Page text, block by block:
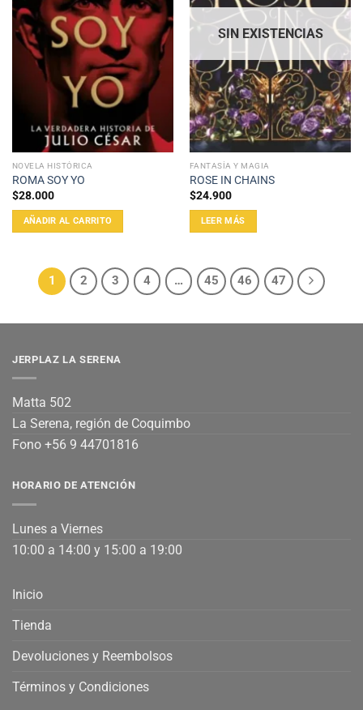
NOVELA HISTÓRICA
ROMA SOY YO
$28.000
AÑADIR AL CARRITO
SIN EXISTENCIAS
FANTASÍA Y MAGIA
ROSE IN CHAINS
$24.900
LEER MÁS
1 2 3 4 … 45 46 47
JERPLAZ LA SERENA
Matta 502
La Serena, región de Coquimbo
Fono +56 9 44701816
HORARIO DE ATENCIÓN
Lunes a Viernes
10:00 a 14:00 y 15:00 a 19:00
Inicio
Tienda
Devoluciones y Reembolsos
Términos y Condiciones